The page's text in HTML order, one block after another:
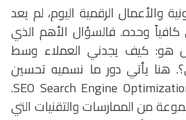
والأعمال الرقمية اليوم، لم يعد
كافياً وحده. فالسؤال الأهم الذي
هو: كيف يجدني العملاء وسط
هنا يأتي دور ما نسميه تحسين
SEO Search Engine
.
من الممارسات والتقنيات التي